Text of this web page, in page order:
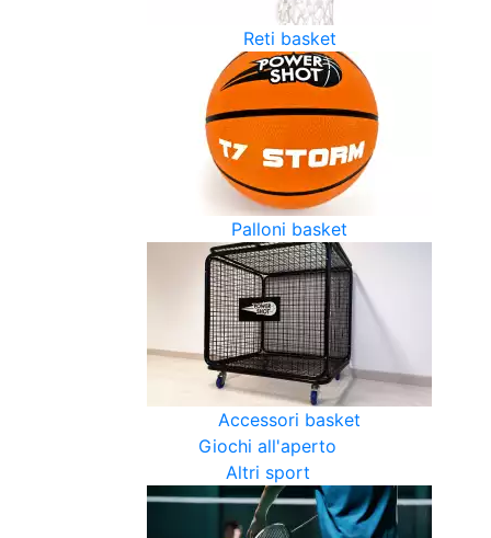
Reti basket
Palloni basket
Accessori basket
Giochi all'aperto
Altri sport